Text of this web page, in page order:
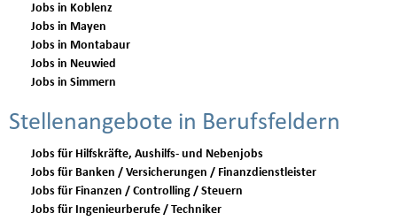
Jobs in Koblenz
Jobs in Mayen
Jobs in Montabaur
Jobs in Neuwied
Jobs in Simmern
Stellenangebote in Berufsfeldern
Jobs für Hilfskräfte, Aushilfs- und Nebenjobs
Jobs für Banken / Versicherungen / Finanzdienstleister
Jobs für Finanzen / Controlling / Steuern
Jobs für Ingenieurberufe / Techniker